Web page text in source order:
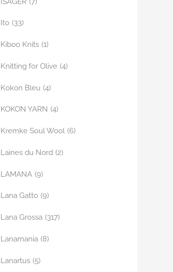
Ito (33)
Kiboo Knits (1)
Knitting for Olive (4)
Kokon Bleu (4)
KOKON YARN (4)
Kremke Soul Wool (6)
Laines du Nord (2)
LAMANA (9)
Lana Gatto (9)
Lana Grossa (317)
Lanamania (8)
Lanartus (5)